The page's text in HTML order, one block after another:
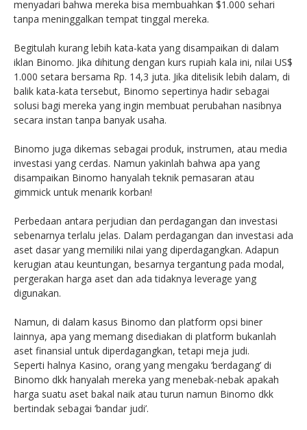
menyadari bahwa mereka bisa membuahkan $1.000 sehari
tanpa meninggalkan tempat tinggal mereka.
Begitulah kurang lebih kata-kata yang disampaikan di dalam
iklan Binomo. Jika dihitung dengan kurs rupiah kala ini, nilai US$
1.000 setara bersama Rp. 14,3 juta. Jika ditelisik lebih dalam, di
balik kata-kata tersebut, Binomo sepertinya hadir sebagai
solusi bagi mereka yang ingin membuat perubahan nasibnya
secara instan tanpa banyak usaha.
Binomo juga dikemas sebagai produk, instrumen, atau media
investasi yang cerdas. Namun yakinlah bahwa apa yang
disampaikan Binomo hanyalah teknik pemasaran atau
gimmick untuk menarik korban!
Perbedaan antara perjudian dan perdagangan dan investasi
sebenarnya terlalu jelas. Dalam perdagangan dan investasi ada
aset dasar yang memiliki nilai yang diperdagangkan. Adapun
kerugian atau keuntungan, besarnya tergantung pada modal,
pergerakan harga aset dan ada tidaknya leverage yang
digunakan.
Namun, di dalam kasus Binomo dan platform opsi biner
lainnya, apa yang memang disediakan di platform bukanlah
aset finansial untuk diperdagangkan, tetapi meja judi.
Seperti halnya Kasino, orang yang mengaku ‘berdagang’ di
Binomo dkk hanyalah mereka yang menebak-nebak apakah
harga suatu aset bakal naik atau turun namun Binomo dkk
bertindak sebagai ‘bandar judi’.